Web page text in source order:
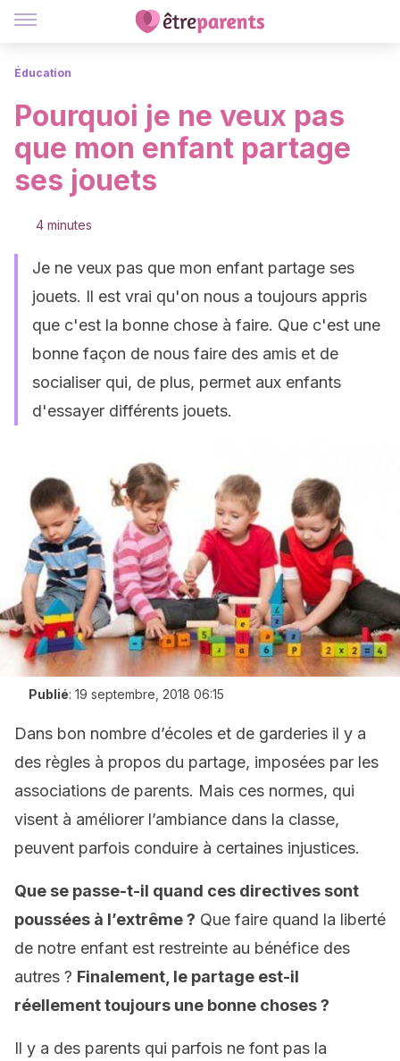
Éducation
Pourquoi je ne veux pas
que mon enfant partage
ses jouets
4 minutes
Je ne veux pas que mon enfant partage ses
jouets. Il est vrai qu'on nous a toujours appris
que c'est la bonne chose à faire. Que c'est une
bonne façon de nous faire des amis et de
socialiser qui, de plus, permet aux enfants
d'essayer différents jouets.
Publié: 19 septembre, 2018 06:15
Dans bon nombre d’écoles et de garderies il y a
des règles à propos du partage, imposées par les
associations de parents. Mais ces normes, qui
visent à améliorer l’ambiance dans la classe,
peuvent parfois conduire à certaines injustices.
Que se passe-t-il quand ces directives sont
poussées à l’extrême ? Que faire quand la liberté
de notre enfant est restreinte au bénéfice des
autres ? Finalement, le partage est-il
réellement toujours une bonne choses ?
Il y a des parents qui parfois ne font pas la